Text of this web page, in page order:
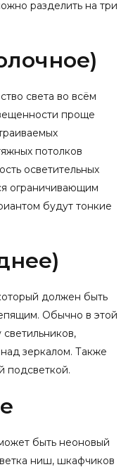
разделить на три
света во всём
проще
потолков
осветительных
ограничивающим
будут тонкие
должен быть
Обычно в этой
зеркалом. Также
подсветкой.
быть неоновый
ниш, шкафчиков